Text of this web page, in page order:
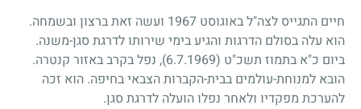
חיים התגייס לצה"ל באוגוסט 1967 ועשה זאת ברצון ובשמחה.
הוא עלה בסולם הדרגות והגיע בימי שירותו לדרגת סגן-משנה.
ביום כ"א בתמוז תשכ"ט (6.7.1969)
, נפל בקרב באזור קנטרה.
הובא למנוחת-עולמים בבית-הקברות הצבאי בחיפה. הוא זכה
להערכת מפקדיו ולאחר נפלו הועלה לדרגת סגן.